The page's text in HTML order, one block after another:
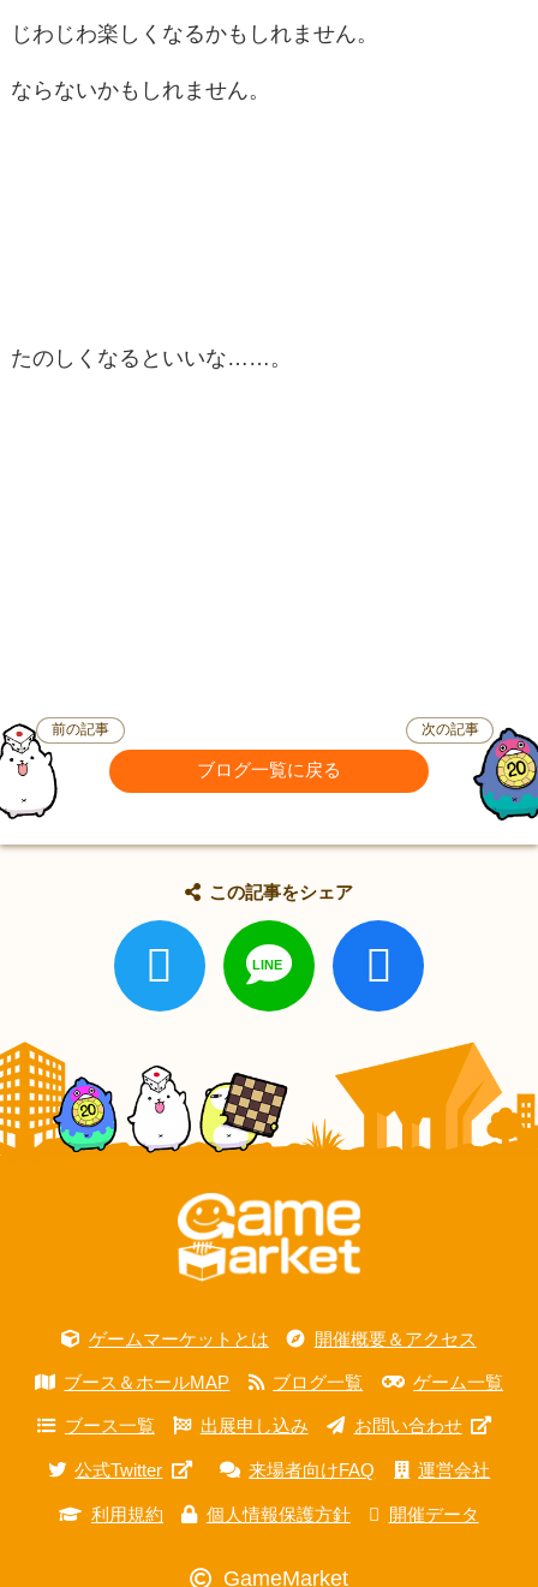
じわじわ楽しくなるかもしれません。
ならないかもしれません。
たのしくなるといいな……。
前の記事
ブログ一覧に戻る
次の記事
この記事をシェア
ゲームマーケットとは 開催概要＆アクセス
ブース＆ホールMAP ブログ一覧 ゲーム一覧
ブース一覧 出展申し込み お問い合わせ
公式Twitter 来場者向けFAQ 運営会社
利用規約 個人情報保護方針 開催データ
GameMarket